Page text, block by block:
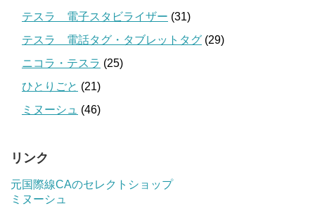
テスラ 電子スタビライザー (31)
テスラ 電話タグ・タブレットタグ (29)
ニコラ・テスラ (25)
ひとりごと (21)
ミヌーシュ (46)
リンク
元国際線CAのセレクトショップ
ミヌーシュ